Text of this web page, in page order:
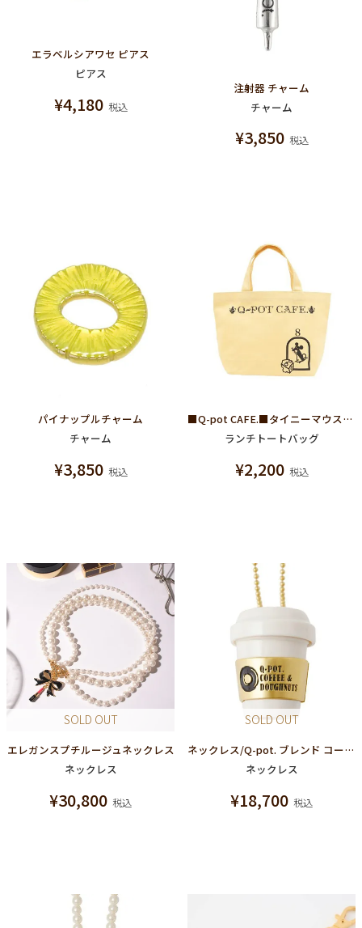
エラベルシアワセ ピアス
ピアス
¥4,180 税込
注射器 チャーム
チャーム
¥3,850 税込
パイナップルチャーム
チャーム
¥3,850 税込
■Q-pot CAFE.■タイニーマウスランチトートバッグ(イエロー)
ランチトートバッグ
¥2,200 税込
SOLD OUT
エレガンスプチルージュネックレス
ネックレス
¥30,800 税込
SOLD OUT
ネックレス/Q-pot. ブレンド コーヒー
ネックレス
¥18,700 税込